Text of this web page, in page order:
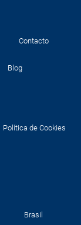
Contacto
Blog
Política de Cookies
Brasil